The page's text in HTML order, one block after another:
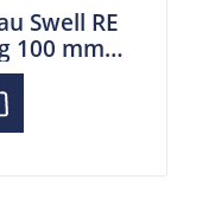
Swell RE
100 mm